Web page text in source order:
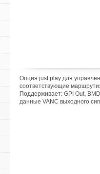
Опция just:play для
соответствующие
Поддерживает: GPI Out,
данные VANC выходного